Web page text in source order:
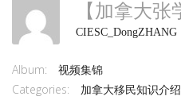
CIESC_DongZHANG
Album: 视频集锦
Categories: 加拿大移民知识介绍